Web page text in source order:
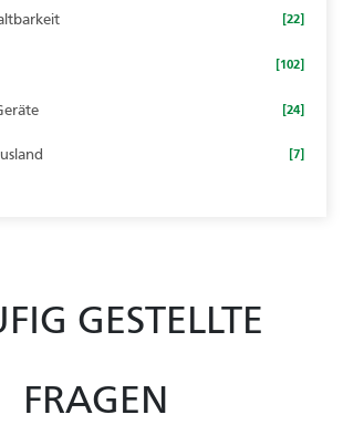
[22]
[102]
[24]
[7]
GESTELLTE
FRAGEN